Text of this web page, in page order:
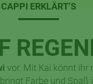
CAPPI ERKLÄRT’S
vor. Mit Kai könnt ihr
Farbe und Spaß